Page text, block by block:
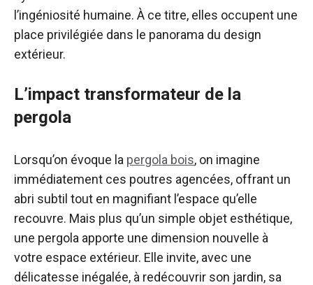
l’ingéniosité humaine. À ce titre, elles occupent une
place privilégiée dans le panorama du design
extérieur.
L’impact transformateur de la
pergola
Lorsqu’on évoque la pergola bois, on imagine
immédiatement ces poutres agencées, offrant un
abri subtil tout en magnifiant l’espace qu’elle
recouvre. Mais plus qu’un simple objet esthétique,
une pergola apporte une dimension nouvelle à
votre espace extérieur. Elle invite, avec une
délicatesse inégalée, à redécouvrir son jardin, sa